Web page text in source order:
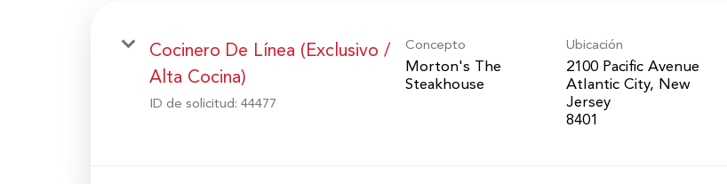
Cocinero De Línea (Exclusivo /
Alta Cocina)
ID de solicitud: 44477
Concepto
Morton's The
Steakhouse
Ubicación
2100 Pacific Avenue
Atlantic City, New
Jersey